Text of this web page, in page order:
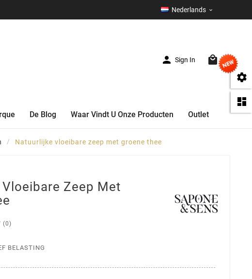


Nederlands 
 Sign In  (0)
De Blog Waar Vindt U Onze Producten Outlet
Natuurlijke vloeibare zeep met groene thee
Zeep Met
(0)
BELASTING